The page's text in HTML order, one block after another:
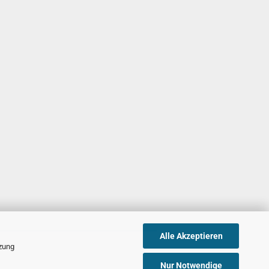
Alle Akzeptieren
Nur Notwendige